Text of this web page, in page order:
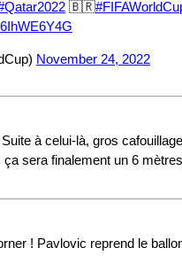
🇧🇷
November 24, 2022
à celui-là, gros cafouillage
sera finalement un 6 mètres
! Pavlovic reprend le